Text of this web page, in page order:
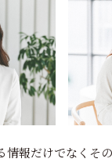
情報だけでなくそ